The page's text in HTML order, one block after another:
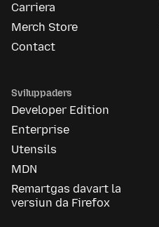
Carriera
Merch Store
Contact
Sviluppaders
Developer Edition
Enterprise
Utensils
MDN
Remartgas davart la
versiun da Firefox